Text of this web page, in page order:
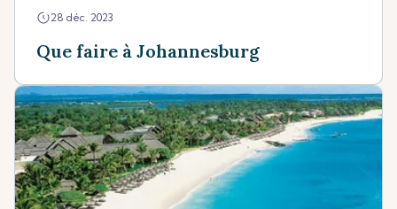
28 déc. 2023
Que faire à Johannesburg